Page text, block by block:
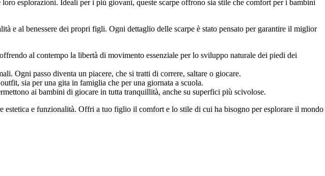
esplorazioni. Ideali per i più giovani, queste scarpe offrono sia stile che comfort per i bambini
e al benessere dei propri figli. Ogni dettaglio delle scarpe è stato pensato per garantire il miglior
al contempo la libertà di movimento essenziale per lo sviluppo naturale dei piedi dei
Ogni passo diventa un piacere, che si tratti di correre, saltare o giocare.
sia per una gita in famiglia che per una giornata a scuola.
ai bambini di giocare in tutta tranquillità, anche su superfici più scivolose.
estetica e funzionalità. Offri a tuo figlio il comfort e lo stile di cui ha bisogno per esplorare il mondo